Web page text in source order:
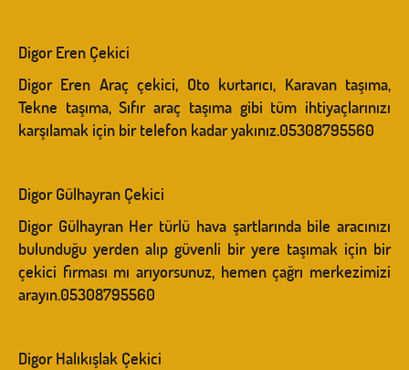
Digor Eren Çekici
Digor Eren Araç çekici, Oto kurtarıcı, Karavan taşıma,
Tekne taşıma, Sıfır araç taşıma gibi tüm ihtiyaçlarınızı
karşılamak için bir telefon kadar yakınız.05308795560
Digor Gülhayran Çekici
Digor Gülhayran Her türlü hava şartlarında bile aracınızı
bulunduğu yerden alıp güvenli bir yere taşımak için bir
çekici firması mı arıyorsunuz, hemen çağrı merkezimizi
arayın.05308795560
Digor Halıkışlak Çekici